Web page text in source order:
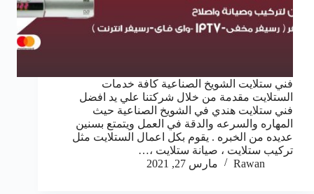
فني ستلايت الشويخ الصناعية كافة خدمات
الستلايت مقدمة من خلال شركتنا علي يد افضل
فني ستلايت هندي في الشويخ الصناعية حيث
المهاره والسرعه والدقة في العمل ويتمتع بسنين
عديده من الخبره . يقوم بكل اعمال الستلايت مثل
تركيب ستلايت ، صيانة ستلايت ،…
Rawan
مارس 27, 2021